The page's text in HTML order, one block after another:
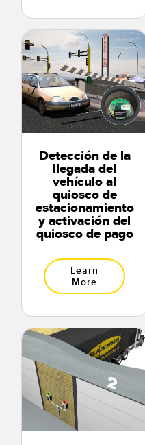
Detección de la
llegada del
vehículo al
quiosco de
estacionamiento
y activación del
quiosco de pago
Learn
More